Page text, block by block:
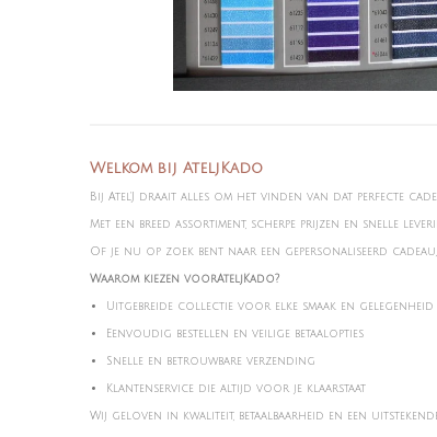
Welkom bij AteljKado
Bij Atel'J draait alles om het vinden van dat perfecte
Met een breed assortiment, scherpe prijzen en snelle
Of je nu op zoek bent naar een gepersonaliseerd
Waarom kiezen voorAteljKado?
Uitgebreide collectie voor elke smaak en gelegenheid
Eenvoudig bestellen en veilige betaalopties
Snelle en betrouwbare verzending
Klantenservice die altijd voor je klaarstaat
Wij geloven in kwaliteit, betaalbaarheid en een